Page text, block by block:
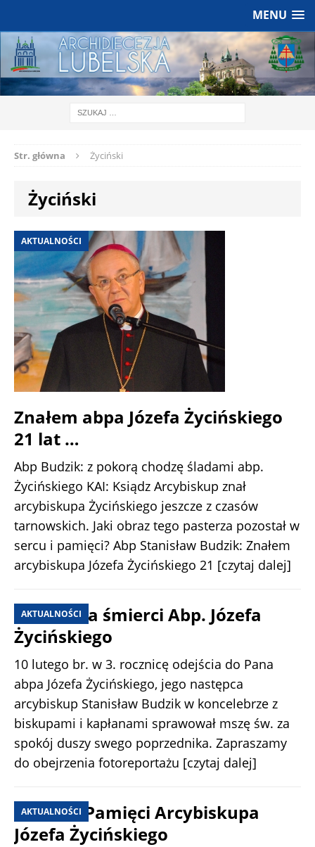
MENU
Str. główna Życiński
Życiński
AKTUALNOŚCI
Znałem abpa Józefa Życińskiego
21 lat …
Abp Budzik: z pokorą chodzę śladami abp.
Życińskiego KAI: Ksiądz Arcybiskup znał
arcybiskupa Życińskiego jeszcze z czasów
tarnowskich. Jaki obraz tego pasterza pozostał w
sercu i pamięci? Abp Stanisław Budzik: Znałem
arcybiskupa Józefa Życińskiego 21 [czytaj dalej]
AKTUALNOŚCI
3 rocznica śmierci Abp. Józefa
Życińskiego
10 lutego br. w 3. rocznicę odejścia do Pana
abpa Józefa Życińskiego, jego następca
arcybiskup Stanisław Budzik w koncelebrze z
biskupami i kapłanami sprawował mszę św. za
spokój duszy swego poprzednika. Zapraszamy
do obejrzenia fotoreportażu [czytaj dalej]
AKTUALNOŚCI
Koncert Pamięci Arcybiskupa
Józefa Życińskiego